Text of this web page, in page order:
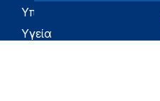
Υπουργείο
Υγεία